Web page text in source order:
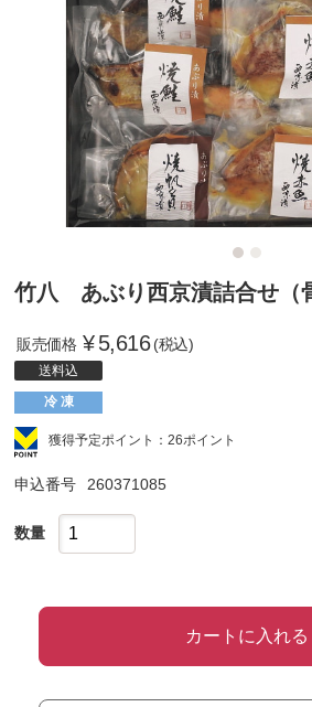
竹八 あぶり西京漬詰合せ（
販売価格 ¥5,616 (税込)
送料込
冷 凍
獲得予定ポイント：26ポイント
申込番号 260371085
数量
カートに入れる